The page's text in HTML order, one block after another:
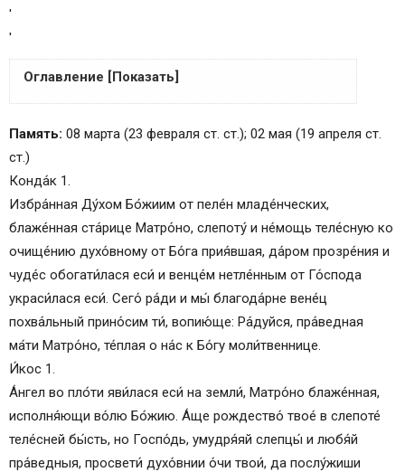
'
'
Оглавление [Показать]
Сообщить об опечатке
редакторам:
О чем молятся святой Матроне Московской?
Акафист святой Матроне Московской
Молитвы к блаженной старице Матроне
Молитва Матроне Московской (первая)
Молитва Матроне Московской (вторая)
Тропарь блаженной старице Матроне
Читайте также:
Память: 08 марта (23 февраля ст. ст.); 02 мая (19 апреля ст.
ст.)
Конда́к 1.
Избра́нная Ду́хом Бо́жиим от пеле́н младе́нческих,
блаже́нная ста́рице Матро́но, слепоту́ и не́мощь теле́сную ко
очище́нию духо́вному от Бо́га прия́вшая, да́ром прозре́ния и
чуде́с обогати́лася еси́ и венце́м нетле́нным от Го́спода
украси́лася еси́. Сего́ ра́ди и мы́ благода́рне вене́ц
похва́льный прино́сим ти́, вопию́ще: Ра́дуйся, пра́ведная
ма́ти Матро́но, те́плая о на́с к Бо́гу моли́твеннице.
И́кос 1.
А́нгел во пло́ти яви́лася еси́ на земли́, Матро́но блаже́нная,
исполня́ющи во́лю Бо́жию. А́ще рождество́ твое́ в слепоте́
теле́сней бы́сть, но Госпо́дь, умудря́яй слепцы́ и любя́й
пра́ведныя, просвети́ духо́внии о́чи твои́, да послу́жиши